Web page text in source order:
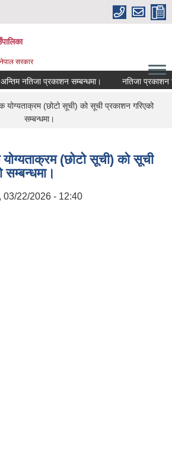
सरकार
अन्तिम नतिजा प्रकाशन सम्बन्धमा। नतिजा प्रकाशन
योग्यताक्रम (छोटो सूची) को सूची प्रकाशन गरिएको
सम्बन्धमा।
योग्यताक्रम (छोटो सूची) को सूची
सम्बन्धमा।
03/22/2026 - 12:40